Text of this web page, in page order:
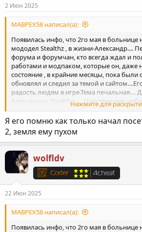
2 Июн 2025
MABPEX58 написал(а):
Появилась инфо, что 2го мая в больнице
мододел Stealthz , в жизни-Александр....
форума и форумчан, кто всегда ждал и
работами и модпаком, которые он, даже
состояние , в крайние месяцы, пока были
обновлял и следил за темой и
радость людям в игре.Тема печальная....
Александра, Stealthz.......Царствие ему
Как бы хотелось чтобы это было
Нажмите для
Я его помню как только начал
2, земля ему пухом
wolfldv
22 Июн 2025
MABPEX58 написал(а):
Появилась инфо, что 2го мая в больнице